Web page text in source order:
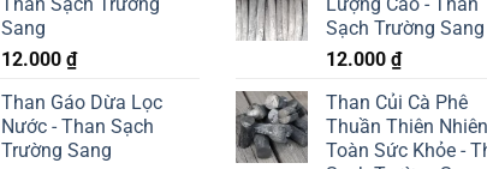
Than Sạch Trường
Sang
12.000 ₫
Than Gáo Dừa Lọc
Nước - Than Sạch
Trường Sang
15.000 ₫.
Lượng Cao - Than
Sạch Trường Sang
12.000 ₫
Than Củi Cà Phê
Thuần Thiên
Toàn Sức Khỏe -